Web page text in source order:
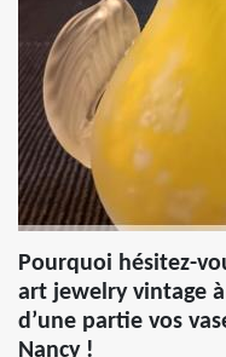
Pourquoi hésitez-
art jewelry vintage
d’une partie vos
Nancy !